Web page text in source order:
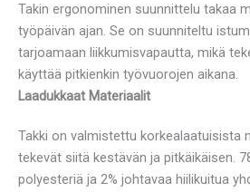
Takin ergonominen suunnittelu takaa
työpäivän ajan. Se on suunniteltu
tarjoamaan liikkumisvapautta, mikä
käyttää pitkienkin työvuorojen aikana.
Laadukkaat Materiaalit
Takki on valmistettu korkealaatuisista
tekevät siitä kestävän ja pitkäikäisen.
polyesteriä ja 2% johtavaa hiilikuitua